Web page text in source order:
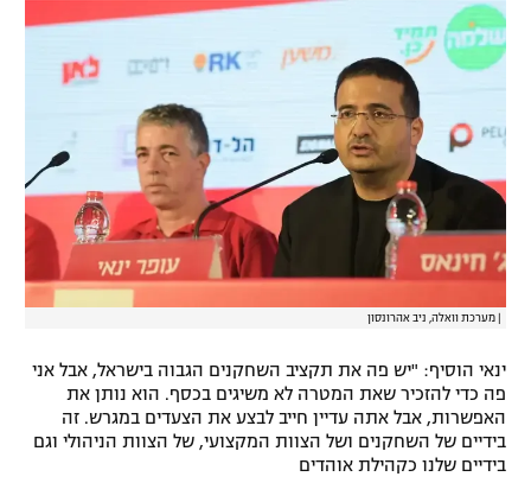
מערכת וואלה, ניב אהרונסון
ינאי הוסיף: "יש פה את תקציב השחקנים הגבוה בישראל, אבל אני
פה כדי להזכיר שאת המטרה לא משיגים בכסף. הוא נותן את
האפשרות, אבל אתה עדיין חייב לבצע את הצעדים במגרש. זה
בידיים של השחקנים ושל הצוות המקצועי, של הצוות הניהולי וגם
בידיים שלנו כקהילת אוהדים